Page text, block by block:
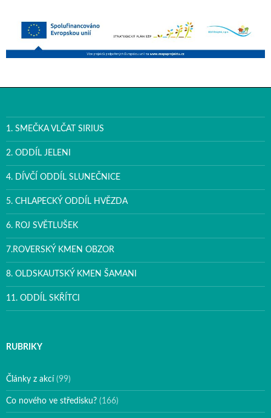
1. SMEČKA VLČAT SIRIUS
2. ODDÍL JELENI
4. DÍVČÍ ODDÍL SLUNEČNICE
5. CHLAPECKÝ ODDÍL HVĚZDA
6. ROJ SVĚTLUŠEK
7.ROVERSKÝ KMEN OBZOR
8. OLDSKAUTSKÝ KMEN ŠAMANI
11. ODDÍL SKŘÍTCI
RUBRIKY
Články z akcí (99)
Co nového ve středisku? (166)